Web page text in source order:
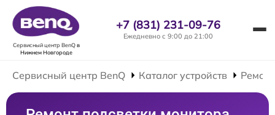
Сервисный центр BenQв
Нижнем Новгороде
+7 (831) 231-09-76
Ежедневно с 9:00 до 21:00
Сервисный центр BenQ Каталог устройств